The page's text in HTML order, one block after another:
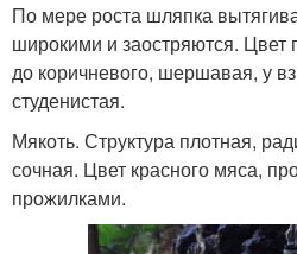
По мере роста шляпка
широкими и заостряются. Цвет
до коричневого, шершавая, у
студенистая.
Мякоть. Структура плотная,
сочная. Цвет красного мяса,
прожилками.